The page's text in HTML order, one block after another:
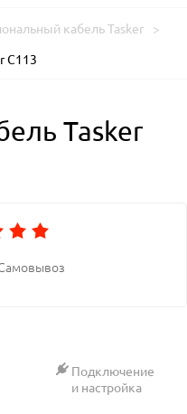
кабель Tasker
C113
Tasker
Подключение
и настройка